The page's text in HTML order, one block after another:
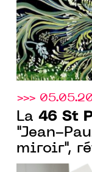
>>>
La 46 St
"Jean-
miroir",
nature,